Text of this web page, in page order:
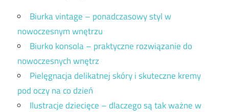
Biurka vintage – ponadczasowy styl w
nowoczesnym wnętrzu
Biurko konsola – praktyczne rozwiązanie do
nowoczesnych wnętrz
Pielęgnacja delikatnej skóry i skuteczne kremy
pod oczy na co dzień
Ilustracje dziecięce – dlaczego są tak ważne w